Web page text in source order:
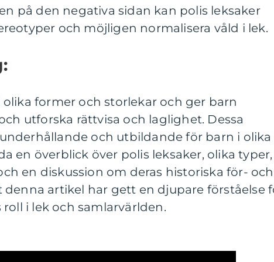
på den negativa sidan kan polis leksaker
och möjligen normalisera våld i lek.
former och storlekar och ger barn
utforska rättvisa och laglighet. Dessa
och utbildande för barn i olika
en överblick över polis leksaker, olika typer,
en diskussion om deras historiska för- och
denna artikel har gett en djupare förståelse
i lek och samlarvärlden.